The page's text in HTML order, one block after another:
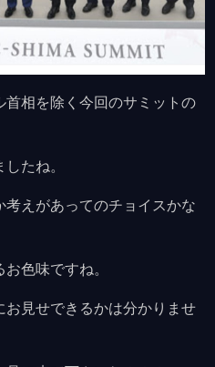
首相を除く今回のサミットの
たね。
えがあってのチョイスかな
色味ですね。
お見せできるかは分かりませ